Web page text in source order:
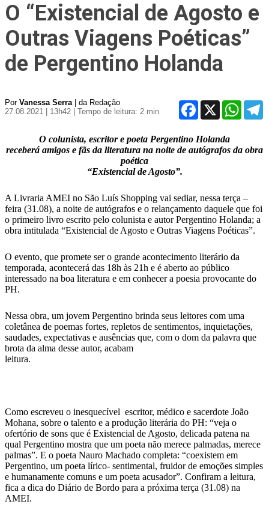
O “Existencial de Agosto e
Outras Viagens Poéticas”
de Pergentino Holanda
Por Vanessa Serra| da Redação
27.08.2021 | 13h42
| Tempo de leitura: 2 min
Facebook
X
O colunista, escritor e poeta Pergentino Holanda
receberá amigos e fãs da literatura na noite de autógrafos da obra
poética
“Existencial de Agosto”.
A Livraria AMEI no São Luís Shopping vai sediar, nessa terça –
feira (31.08), a noite de autógrafos e o relançamento daquele que foi
o primeiro livro escrito pelo colunista e autor Pergentino Holanda; a
obra intitulada “Existencial de Agosto e Outras Viagens Poéticas”.
O evento, que promete ser o grande acontecimento literário da
temporada, acontecerá das 18h às 21h e é aberto ao público
interessado na boa literatura e em conhecer a poesia provocante do
PH.
Nessa obra, um jovem Pergentino brinda seus leitores com uma
coletânea de poemas fortes, repletos de sentimentos, inquietações,
saudades, expectativas e ausências que, com o dom da palavra que
brota da alma desse autor, acabam
leitura.
Como escreveu o inesquecível escritor, médico e sacerdote João
Mohana, sobre o talento e a produção literária do PH: “veja o
ofertório de sons que é Existencial de Agosto, delicada patena na
qual Pergentino mostra que um poeta não merece palmadas, merece
palmas”. E o poeta Nauro Machado completa: “coexistem em
Pergentino, um poeta lírico- sentimental, fruidor de emoções simples
e humanamente comuns e um poeta acusador”. Confiram a leitura,
fica a dica do Diário de Bordo para a próxima terça (31.08) na
AMEI.